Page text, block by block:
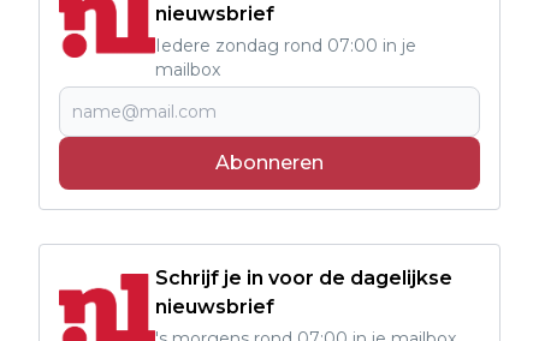
nieuwsbrief
Iedere zondag rond 07:00 in je
mailbox
Abonneren
Schrijf je in voor de dagelijkse
nieuwsbrief